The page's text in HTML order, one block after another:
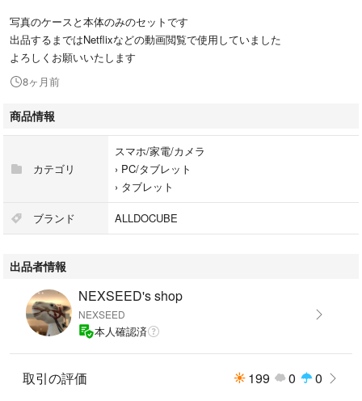
写真のケースと本体のみのセットです
出品するまではNetflixなどの動画閲覧で使用していました
よろしくお願いいたします
8ヶ月前
商品情報
カテゴリ
スマホ/家電/カメラ
› PC/タブレット
› タブレット
ブランド ALLDOCUBE
出品者情報
NEXSEED's shop
NEXSEED
本人確認済
取引の評価 199 0 0